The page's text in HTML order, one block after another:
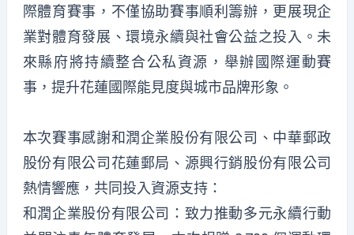
際體育賽事，不僅協助賽事順利籌辦，更展現企
業對體育發展、環境永續與社會公益之投入。未
來縣府將持續整合公私資源，舉辦國際運動賽
事，提升花蓮國際能見度與城市品牌形象。
本次賽事感謝和潤企業股份有限公司、中華郵政
股份有限公司花蓮郵局、源興行銷股份有限公司
熱情響應，共同投入資源支持：
和潤企業股份有限公司：致力推動多元永續行動